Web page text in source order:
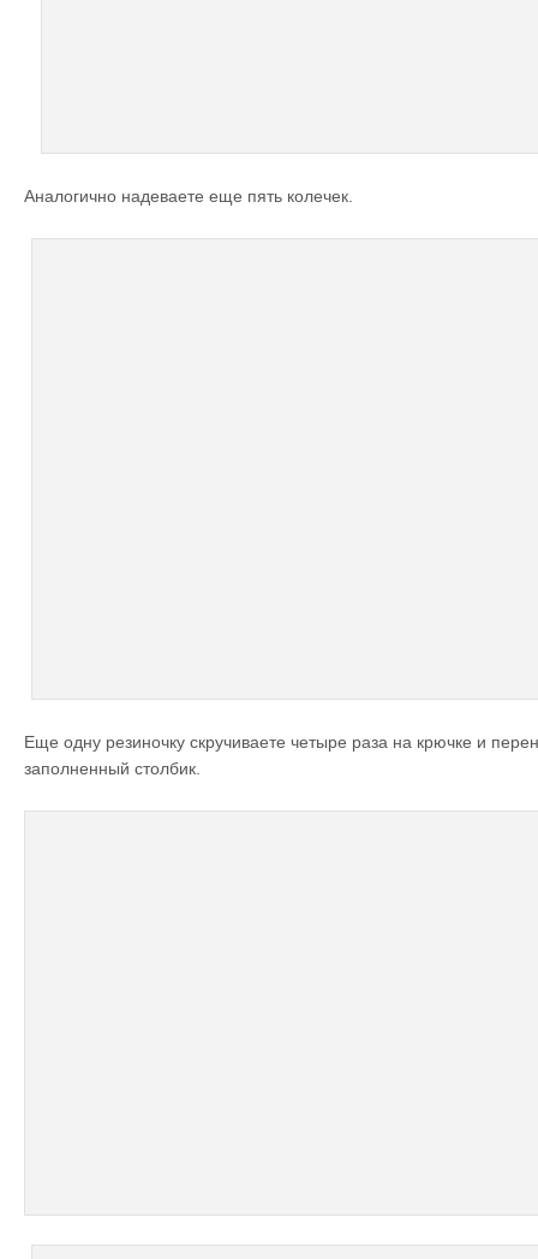
Аналогично надеваете еще пять колечек.
Еще одну резиночку скручиваете четыре раза на крючке и
заполненный столбик.